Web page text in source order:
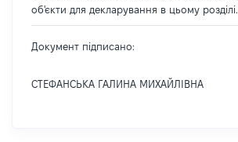
об'єкти для декларування в цьому розділі.
Документ підписано:
СТЕФАНСЬКА ГАЛИНА МИХАЙЛІВНА